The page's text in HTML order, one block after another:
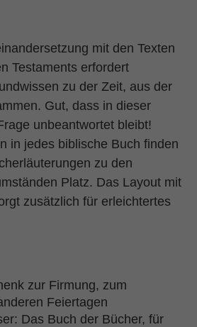
mit den Texten
Testaments erfordert
zu der Zeit, aus der
Gut, dass in dieser
unbeantwortet bleibt!
in jedes biblische Buch finden
zu den
Platz. Das Layout mit
zusätzlich für erleichtertes
zur Firmung, zum
Feiertagen
Das Buch der Bücher, für